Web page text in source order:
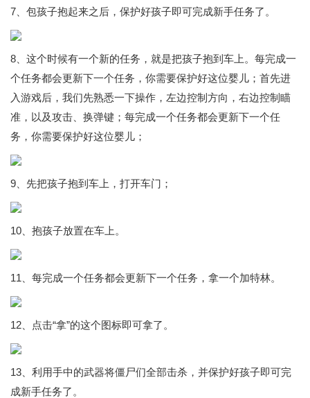
7、包孩子抱起来之后，保护好孩子即可完成新手任务了。
8、这个时候有一个新的任务，就是把孩子抱到车上。每完成一
个任务都会更新下一个任务，你需要保护好这位婴儿；首先进
入游戏后，我们先熟悉一下操作，左边控制方向，右边控制瞄
准，以及攻击、换弹键；每完成一个任务都会更新下一个任
务，你需要保护好这位婴儿；
9、先把孩子抱到车上，打开车门；
10、抱孩子放置在车上。
11、每完成一个任务都会更新下一个任务，拿一个加特林。
12、点击“拿”的这个图标即可拿了。
13、利用手中的武器将僵尸们全部击杀，并保护好孩子即可完
成新手任务了。